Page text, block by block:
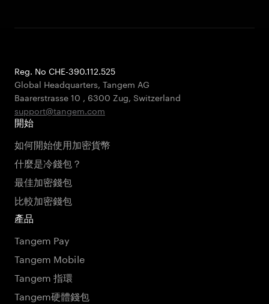
Reg. No CHE-390.112.525
Global Headquarters, Tangem AG
Baarerstrasse 10 , 6300 Zug, Switzerland
support@tangem.com
開始
如何開始使用加密貨幣
什麼是冷錢包？
最佳加密錢包
比較加密錢包
產品
Tangem Pay
Tangem Mobile
Tangem 指環
Tangem硬體錢包